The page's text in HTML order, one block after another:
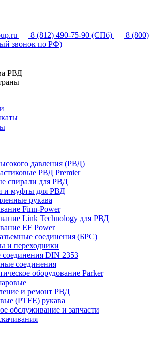
8 (812) 490-75-90 (СПб)
8 (800)
звонок по РФ)
РВД
давления (РВД)
РВД Premier
спирали для РВД
и муфты для РВД
рукава
Finn-Power
Link Technology для РВД
EF Power
соединения (БРС)
и переходники
DIN 2353
соединения
оборудование Parker
и ремонт РВД
(PTFE) рукава
обслуживание и запчасти